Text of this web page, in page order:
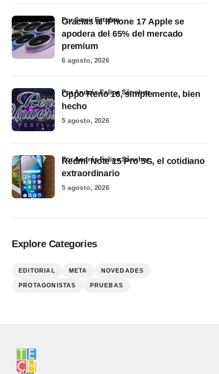
Gracias al iPhone 17 Apple se
apodera del 65% del mercado
premium
por Samir Estefan
6 agosto, 2026
Oppo Reno 16, simplemente, bien
hecho
por Andrés Felipe Sánchez
5 agosto, 2026
Redmi Note 15 Pro 5G, el cotidiano
extraordinario
por Andrés Felipe Sánchez
5 agosto, 2026
Explore Categories
EDITORIAL META NOVEDADES
PROTAGONISTAS PRUEBAS